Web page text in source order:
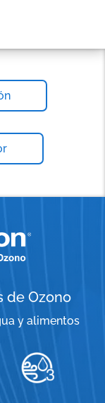
de Ozono
y alimentos